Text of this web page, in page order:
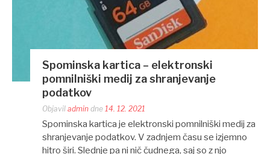
Spominska kartica – elektronski
pomnilniški medij za shranjevanje
podatkov
Objavil admin dne 14. 12. 2021
Spominska kartica je elektronski pomnilniški medij za
shranjevanje podatkov. V zadnjem času se izjemno
hitro širi. Slednje pa ni nič čudnega, saj so z njo